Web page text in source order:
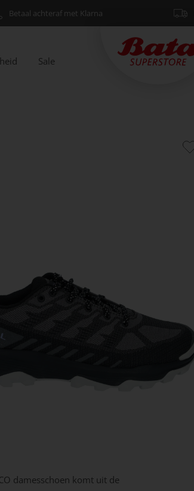
Betaal achteraf met Klarna
Sale
damesschoen komt uit de